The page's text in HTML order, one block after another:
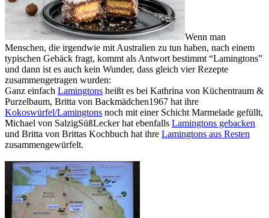
Wenn man
Menschen, die irgendwie mit Australien zu tun haben, nach einem
typischen Gebäck fragt, kommt als Antwort bestimmt “Lamingtons”
und dann ist es auch kein Wunder, dass gleich vier Rezepte
zusammengetragen wurden:
Ganz einfach Lamingtons heißt es bei Kathrina von Küchentraum &
Purzelbaum, Britta von Backmädchen1967 hat ihre
Kokoswürfel/Lamingtons noch mit einer Schicht Marmelade gefüllt,
Michael von SalzigSüßLecker hat ebenfalls Lamingtons gebacken
und Britta von Brittas Kochbuch hat ihre Lamingtons aus Resten
zusammengewürfelt.